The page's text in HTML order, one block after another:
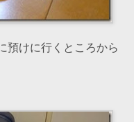
預けに行くところから